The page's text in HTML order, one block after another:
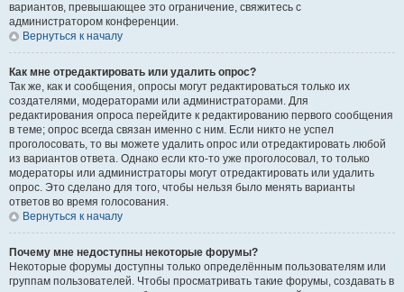
вариантов, превышающее это ограничение, свяжитесь с
администратором конференции.
Вернуться к началу
Как мне отредактировать или удалить опрос?
Так же, как и сообщения, опросы могут редактироваться только их
создателями, модераторами или администраторами. Для
редактирования опроса перейдите к редактированию первого сообщения
в теме; опрос всегда связан именно с ним. Если никто не успел
проголосовать, то вы можете удалить опрос или отредактировать любой
из вариантов ответа. Однако если кто-то уже проголосовал, то только
модераторы или администраторы могут отредактировать или удалить
опрос. Это сделано для того, чтобы нельзя было менять варианты
ответов во время голосования.
Вернуться к началу
Почему мне недоступны некоторые форумы?
Некоторые форумы доступны только определённым пользователям или
группам пользователей. Чтобы просматривать такие форумы, создавать в